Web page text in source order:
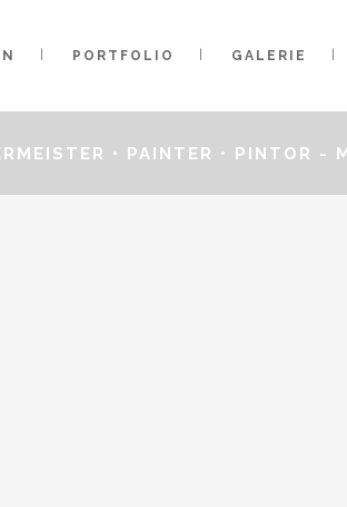
PORTFOLIO GALERIE
• PAINTER • PINTOR -